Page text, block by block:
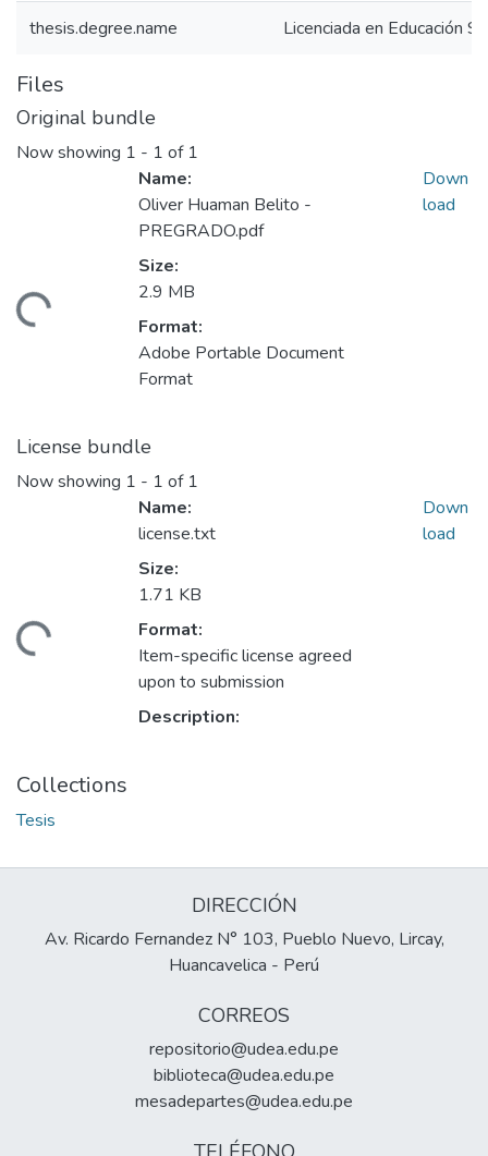
thesis.degree.name Licenciada en Educación
Files
Original bundle
Now showing 1 - 1 of 1
Name:
Oliver Huaman Belito -
PREGRADO.pdf
Size:
2.9 MB
Format:
Adobe Portable Document
Format
Down
load
License bundle
Now showing 1 - 1 of 1
Name:
license.txt
Size:
1.71 KB
Format:
Item-specific license agreed
upon to submission
Description:
Down
load
Collections
Tesis
DIRECCIÓN
Av. Ricardo Fernandez N° 103, Pueblo Nuevo, Lircay,
Huancavelica - Perú
CORREOS
repositorio@udea.edu.pe
biblioteca@udea.edu.pe
mesadepartes@udea.edu.pe